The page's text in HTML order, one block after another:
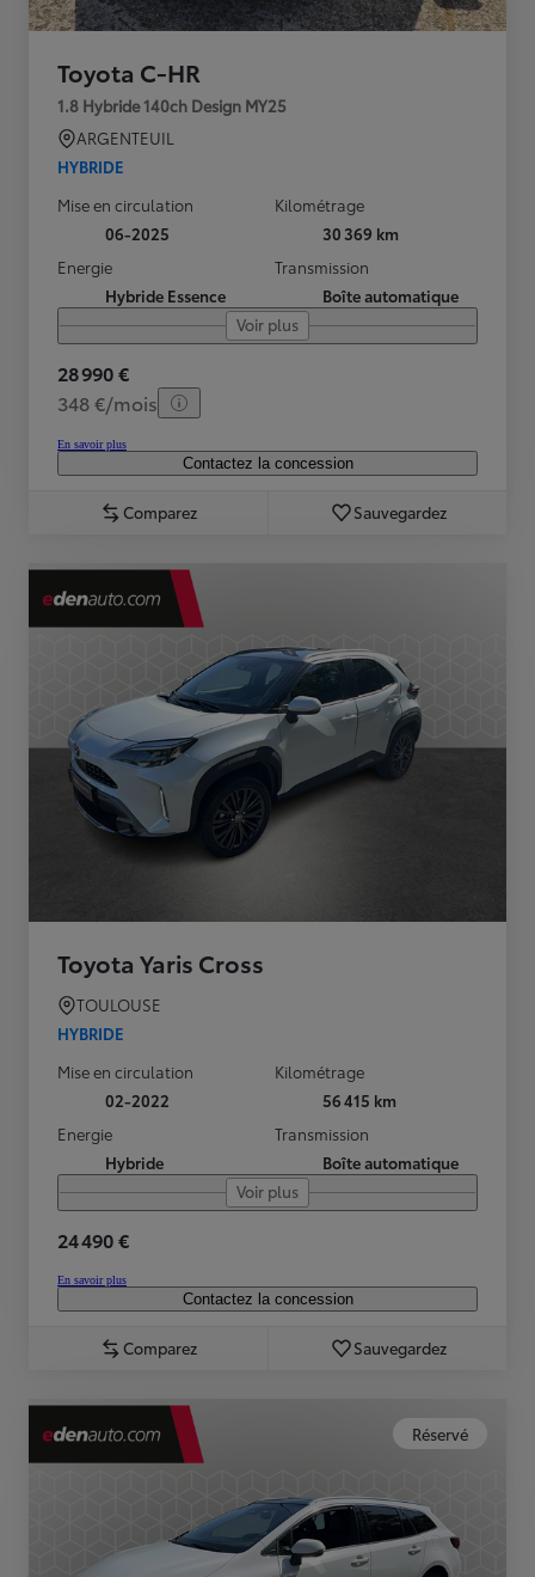
Toyota C-HR
1.8 Hybride 140ch Design MY25
ARGENTEUIL
HYBRIDE
Mise en circulation
06-2025
Kilométrage
30 369 km
Energie
Hybride Essence
Transmission
Boîte automatique
Voir plus
28 990 €
348 €/mois
En savoir plus
Contactez la concession
Comparez Sauvegardez
Toyota Yaris Cross
TOULOUSE
HYBRIDE
Mise en circulation
02-2022
Kilométrage
56 415 km
Energie
Hybride
Transmission
Boîte automatique
Voir plus
24 490 €
En savoir plus
Contactez la concession
Comparez Sauvegardez
Réservé